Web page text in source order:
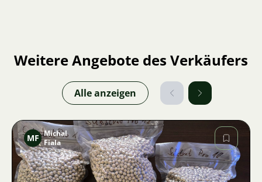
Weitere Angebote des Verkäufers
Alle anzeigen
MF Michal
Fiala